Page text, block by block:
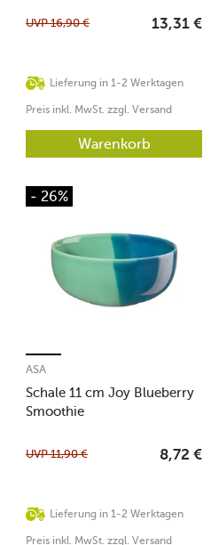
Lieferung in 1-2 Werktagen
UVP16,90 € 13,31 €
Preis inkl. MwSt. zzgl. Versand
Warenkorb
- 26%
Schale 11 cm Joy Blueberry
Smoothie
ASA
Lieferung in 1-2 Werktagen
UVP11,90 € 8,72 €
Preis inkl. MwSt. zzgl. Versand